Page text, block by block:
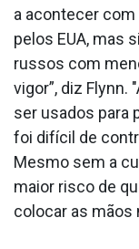
a acontecer com
pelos EUA, mas
russos com
vigor”, diz Flynn.
ser usados para
foi difícil de
Mesmo sem a
maior risco de
colocar as mãos